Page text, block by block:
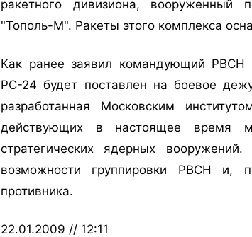
ракетного дивизиона, вооруженный
"Тополь-М". Ракеты этого комплекса
Как ранее заявил командующий
РС-24 будет поставлен на боевое
разработанная Московским
действующих в настоящее время
стратегических ядерных
возможности группировки РВСН и,
противника.
22.01.2009 // 12:11